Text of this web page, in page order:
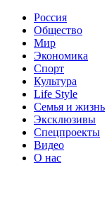
Россия
Общество
Мир
Экономика
Спорт
Культура
Life Style
Семья и жизнь
Эксклюзивы
Спецпроекты
Видео
О нас